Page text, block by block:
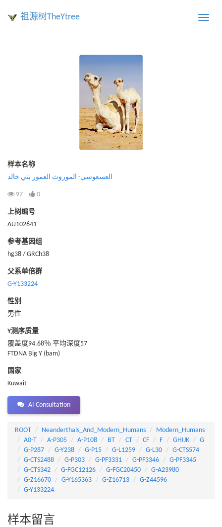
Toggle
祖源树TheYtree
样本名称
العسعوسي- الموروث العمور بني خالد
97 0
上树编号
AU102641
参考基因组
hg38 / GRCh38
父系单倍群
G-Y133224
性别
男性
Y测序质量
覆盖度94.68％ 平均深度57
FTDNA Big Y (bam)
国家
Kuwait
AI Consultation
ROOT Neanderthals_And_Modern_Humans
Modern_Humans
A0-T
A-P305 A-P108 BT CT CF F GHIJK
G
G-P287
G-Y238 G-P15 G-L1259 G-L30
G-CTS574
G-CTS2488
G-P303 G-PF3331 G-PF3346
G-PF3345
G-CTS342
G-FGC12126 G-FGC20450
G-A23980
G-Z16670
G-Y165363 G-Z16713
G-Z44596
G-Y133224
样本留言